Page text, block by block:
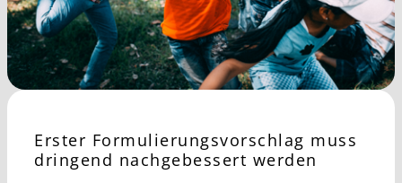
Erster Formulierungsvorschlag muss
dringend nachgebessert werden